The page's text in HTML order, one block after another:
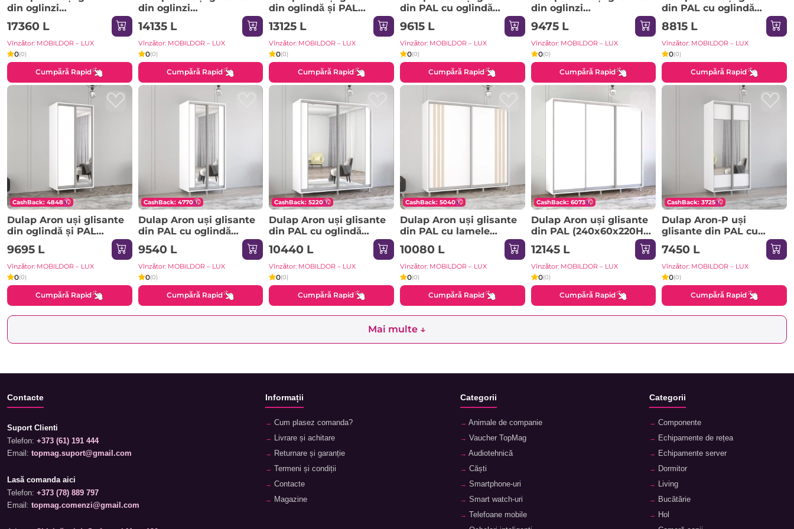
din oglinzi
(370x60x220H cm)
Anthracite
17360 L
Vînzător: MOBILDOR – LUX
0(0)
Cumpără Rapid
din oglinzi
(290x60x200H cm)
Sonoma
14135 L
Vînzător: MOBILDOR – LUX
0(0)
Cumpără Rapid
din oglindă și PAL
(300x60x220H cm) Alb
13125 L
Vînzător: MOBILDOR – LUX
0(0)
Cumpără Rapid
din PAL cu oglindă
orizontal (190x60x210H
cm) Alb Brilliant
9615 L
Vînzător: MOBILDOR – LUX
0(0)
Cumpără Rapid
din oglinzi
(170x60x220H cm)
Sonoma
9475 L
Vînzător: MOBILDOR – LUX
0(0)
Cumpără Rapid
din PAL cu oglindă
zebra (130x60x230H cm)
Anthracite
8815 L
Vînzător: MOBILDOR – LUX
0(0)
Cumpără Rapid
CashBack: 4848
Dulap Aron uși glisante
din oglindă și PAL
(190x60x230H cm) Alb
Brilliant
9695 L
Vînzător: MOBILDOR – LUX
0(0)
Cumpără Rapid
CashBack: 4770
Dulap Aron uși glisante
din PAL cu oglindă
vertical (170x60x240H
cm) Sonoma
9540 L
Vînzător: MOBILDOR – LUX
0(0)
Cumpără Rapid
CashBack: 5220
Dulap Aron uși glisante
din PAL cu oglindă
vertical (210x60x230H
cm) Alb Brilliant
10440 L
Vînzător: MOBILDOR – LUX
0(0)
Cumpără Rapid
CashBack: 5040
Dulap Aron uși glisante
din PAL cu lamele
(210x60x220H cm)
Anthracite
10080 L
Vînzător: MOBILDOR – LUX
0(0)
Cumpără Rapid
CashBack: 6073
Dulap Aron uși glisante
din PAL (240x60x220H
cm) Sonoma
12145 L
Vînzător: MOBILDOR – LUX
0(0)
Cumpără Rapid
CashBack: 3725
Dulap Aron-P uși
glisante din PAL cu
oglindă orizontal
(100x60x200H cm) Alb
Brilliant
7450 L
Vînzător: MOBILDOR – LUX
0(0)
Cumpără Rapid
Mai multe ↓
Contacte
Suport Clienti
Telefon: +373 (61) 191 444
Email: topmag.suport@gmail.com
Lasă comanda aici
Telefon: +373 (78) 889 797
Email: topmag.comenzi@gmail.com
Informații
Cum plasez comanda?
Livrare și achitare
Returnare și garanție
Termeni și condiții
Contacte
Magazine
Categorii
Animale de companie
Vaucher TopMag
Audiotehnică
Căști
Smartphone-uri
Smart watch-uri
Telefoane mobile
Categorii
Componente
Echipamente de rețea
Echipamente server
Dormitor
Living
Bucătărie
Hol